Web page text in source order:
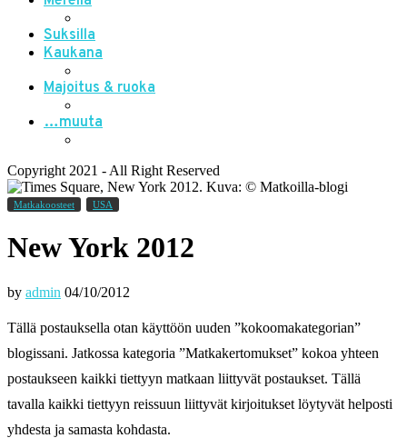
Suksilla
Kaukana
Majoitus & ruoka
…muuta
Copyright 2021 - All Right Reserved
Matkakoosteet USA
New York 2012
by admin 04/10/2012
Tällä postauksella otan käyttöön uuden ”kokoomakategorian”
blogissani. Jatkossa kategoria ”Matkakertomukset” kokoa yhteen
postaukseen kaikki tiettyyn matkaan liittyvät postaukset. Tällä
tavalla kaikki tiettyyn reissuun liittyvät kirjoitukset löytyvät helposti
yhdesta ja samasta kohdasta.